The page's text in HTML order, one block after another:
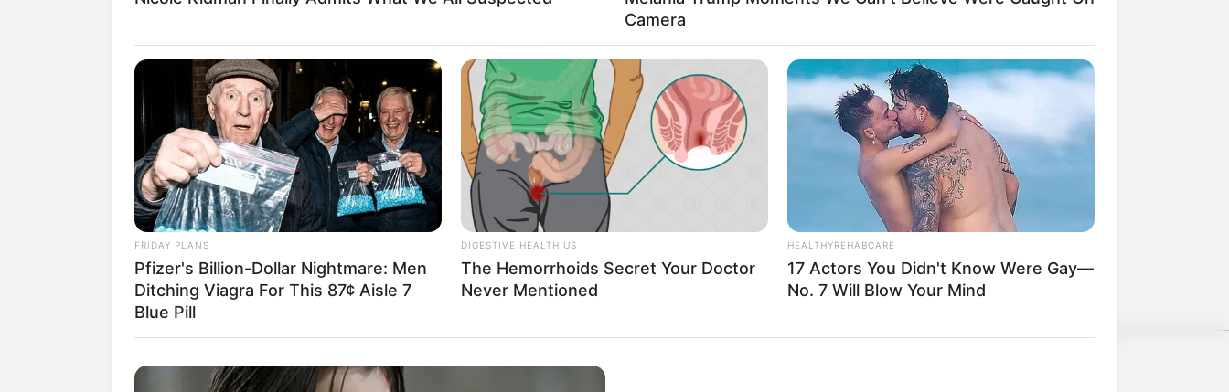
Lageplan alsgrößere Karte zeigen
Deutschlandweit Veranstaltung kostenlos eintragen:
Bilderfreigabe: Die Bilder dieser Seite dürfen unter bestimmten Bedingungen für private und kommerzielle Zwecke kostenlos
benutzt werden. Weiteres siehe
Bilderfreigabe.
Das Wissen, das die Bauern schon seit Jahrtausenden bei der Tier- und Pflanzenzucht anwenden, hatte Charles Darwin 1858
Camera
FRIDAY PLANS
Pfizer's Billion-Dollar Nightmare: Men
Ditching Viagra For This 87¢ Aisle 7
Blue Pill
DIGESTIVE HEALTH US
The Hemorrhoids Secret Your Doctor
Never Mentioned
HEALTHYREHABCARE
17 Actors You Didn't Know Were Gay—
No. 7 Will Blow Your Mind